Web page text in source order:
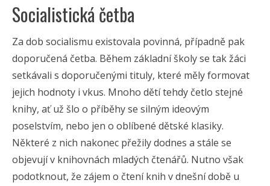
Socialistická četba
Za dob socialismu existovala povinná, případně pak
doporučená četba. Během základní školy se tak žáci
setkávali s doporučenými tituly, které měly formovat
jejich hodnoty i vkus. Mnoho dětí tehdy četlo stejné
knihy, ať už šlo o příběhy se silným ideovým
poselstvím, nebo jen o oblíbené dětské klasiky.
Některé z nich nakonec přežily dodnes a stále se
objevují v knihovnách mladých čtenářů. Nutno však
podotknout, že zájem o čtení knih v dnešní době u